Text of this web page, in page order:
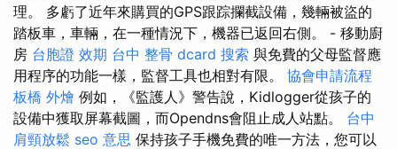
理。 多虧了近年來購買的GPS跟踪攔截設備，幾輛被盜的
踏板車，車輛，在一種情況下，機器已返回右側。 - 移動廚
房 台胞證 效期 台中 整骨 dcard 搜索 與免費的父母監督應
用程序的功能一樣，監督工具也相對有限。 協會申請流程
板橋 外燴 例如，《監護人》警告說，Kidlogger從孩子的
設備中獲取屏幕截圖，而Opendns會阻止成人站點。 台中
肩頸放鬆 seo 意思 保持孩子手機免費的唯一方法，您可以